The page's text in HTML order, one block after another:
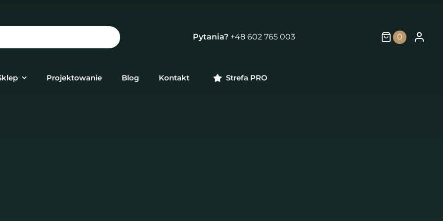
Pytania? +48 602 765 003 0
Projektowanie Blog Kontakt Strefa PRO